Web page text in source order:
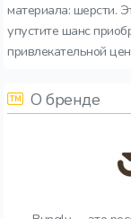
материала: шерсти.
упустите шанс
привлекательной
О бренде